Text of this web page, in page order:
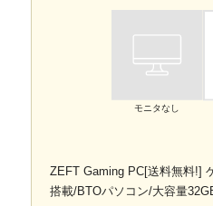
モニタなし
ZEFT Gaming PC[送料無料!]
搭載/BTOパソコン/大容量